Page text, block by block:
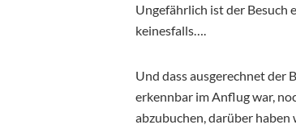
Ungefährlich ist der Besuch
keinesfalls….
Und dass ausgerechnet der
erkennbar im Anflug war,
abzubuchen, darüber haben